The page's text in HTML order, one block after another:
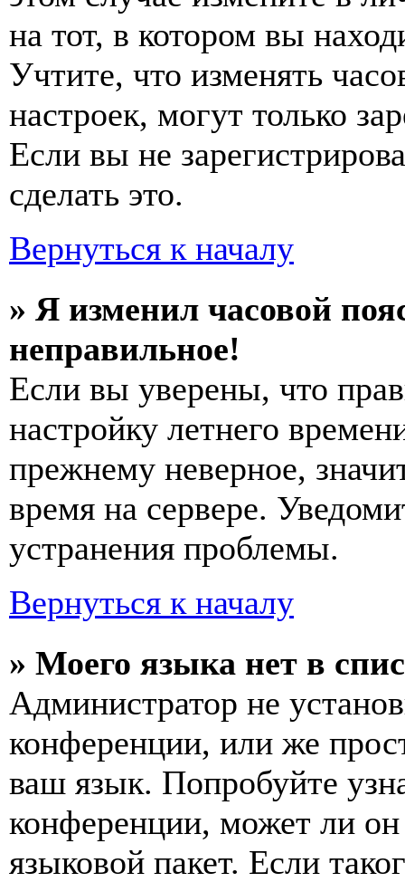
на тот, в котором вы
Учтите, что изменять
настроек, могут только
Если вы не
сделать это.
Вернуться к началу
» Я изменил часовой
неправильное!
Если вы уверены, что
настройку летнего
прежнему неверное,
время на сервере.
устранения проблемы.
Вернуться к началу
» Моего языка нет в
Администратор не
конференции, или же
ваш язык. Попробуйте
конференции, может ли
языковой пакет. Если